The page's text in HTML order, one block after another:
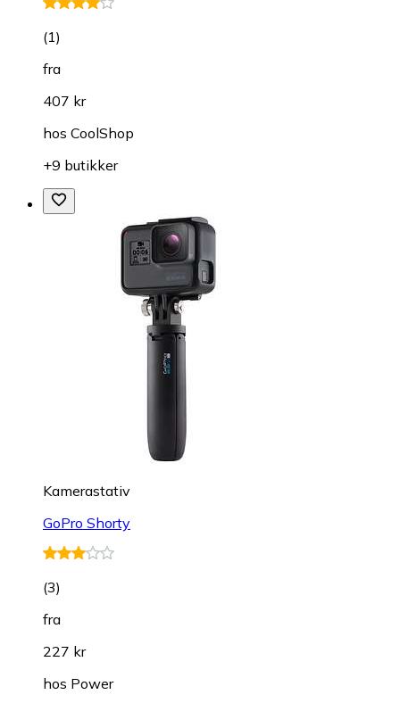
(1)
fra
407 kr
hos CoolShop
+9 butikker
Kamerastativ
GoPro Shorty
(3)
fra
227 kr
hos Power